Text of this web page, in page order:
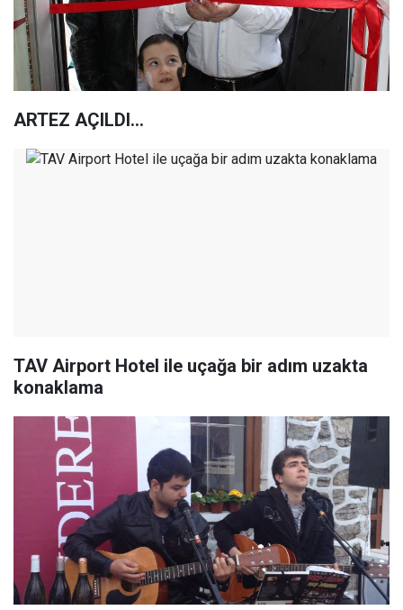
ARTEZ AÇILDI...
TAV Airport Hotel ile uçağa bir adım uzakta
konaklama